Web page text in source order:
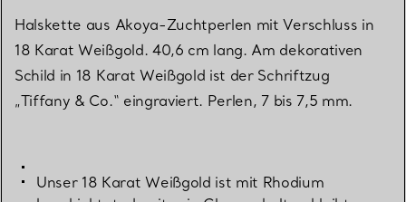
Halskette aus Akoya-Zuchtperlen mit Verschluss in
18 Karat Weißgold. 40,6 cm lang. Am dekorativen
Schild in 18 Karat Weißgold ist der Schriftzug
„Tiffany & Co.“ eingraviert. Perlen, 7 bis 7,5 mm.
Unser 18 Karat Weißgold ist mit Rhodium